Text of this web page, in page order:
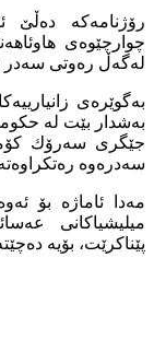
رۆژنامه‌كه‌ ده‌ڵێ
چوارچێوه‌ى
له‌گه‌ڵ ره‌وتى سه‌در
به‌گوێره‌ى
به‌شدار بێت له‌
جێگرى سه‌رۆك
سه‌دره‌وه‌
مه‌دا ئاماژه‌ بۆ
میلیشیاكانى
پێناكرێت، بۆیه‌